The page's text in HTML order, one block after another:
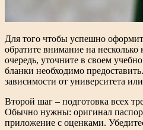
Для того чтобы успешно
обратите внимание на
очередь, уточните в своем
бланки необходимо
зависимости от университета
Второй шаг – подготовка всех
Обычно нужны: оригинал
приложение с оценками.